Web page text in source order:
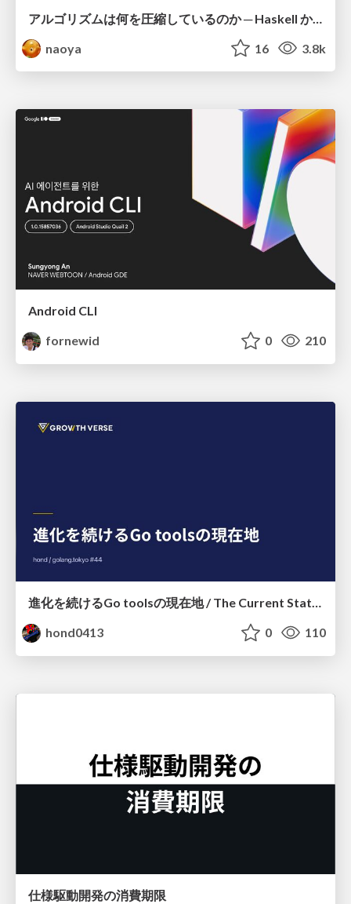
アルゴリズムは何を圧縮しているのか ─ Haskell から育った「圧縮代数」というメンタルモデル
naoya
16 3.8k
Android CLI
fornewid
0 210
進化を続けるGo toolsの現在地 / The Current State of Ever-Evolving Go Tools
hond0413
0 110
仕様駆動開発の消費期限